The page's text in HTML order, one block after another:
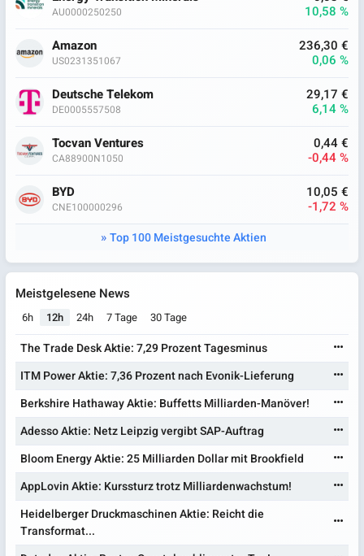
AU0000250250
10,58 %
Amazon
US0231351067
236,30 €
0,06 %
Deutsche Telekom
DE0005557508
29,17 €
6,14 %
Tocvan Ventures
CA88900N1050
0,44 €
-0,44 %
BYD
CNE100000296
10,05 €
-1,72 %
Top 100 Meistgesuchte Aktien
Meistgelesene News
6h 12h 24h 7 Tage 30 Tage
The Trade Desk Aktie: 7,29 Prozent Tagesminus
ITM Power Aktie: 7,36 Prozent nach Evonik-Lieferung
Berkshire Hathaway Aktie: Buffetts Milliarden-Manöver!
Adesso Aktie: Netz Leipzig vergibt SAP-Auftrag
Bloom Energy Aktie: 25 Milliarden Dollar mit Brookfield
AppLovin Aktie: Kurssturz trotz Milliardenwachstum!
Heidelberger Druckmaschinen Aktie: Reicht die
Transformat...